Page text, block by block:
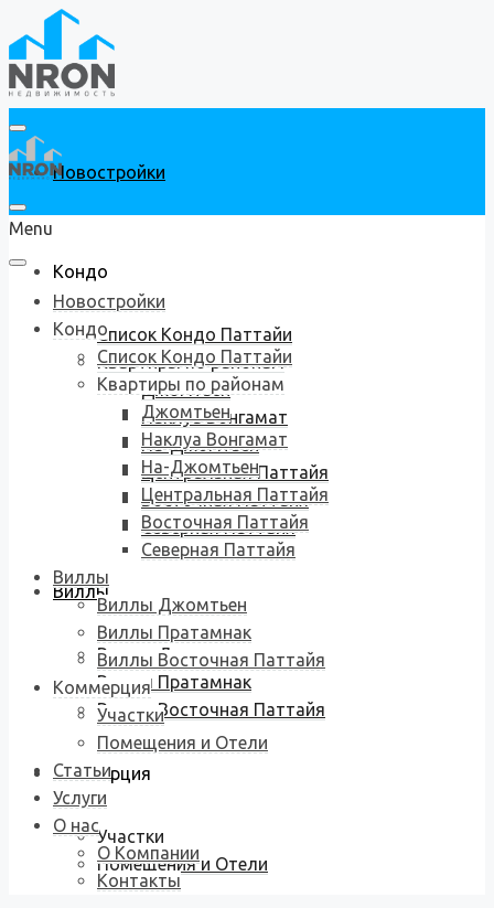
Новостройки
Кондо
Список Кондо Паттайи
Квартиры по районам
Джомтьен
Наклуа Вонгамат
На-Джомтьен
Центральная Паттайя
Восточная Паттайя
Северная Паттайя
Виллы
Виллы Джомтьен
Виллы Пратамнак
Виллы Восточная Паттайя
Коммерция
Участки
Помещения и Отели
Menu
Новостройки
Кондо
Список Кондо Паттайи
Квартиры по районам
Джомтьен
Наклуа Вонгамат
На-Джомтьен
Центральная Паттайя
Восточная Паттайя
Северная Паттайя
Виллы
Виллы Джомтьен
Виллы Пратамнак
Виллы Восточная Паттайя
Коммерция
Участки
Помещения и Отели
Статьи
Услуги
О нас
О Компании
Контакты